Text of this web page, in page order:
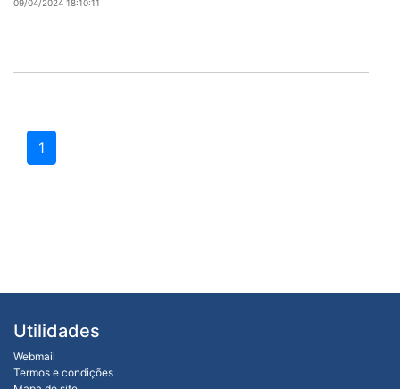
09/04/2024 18:10:11
1
Utilidades
Webmail
Termos e condições